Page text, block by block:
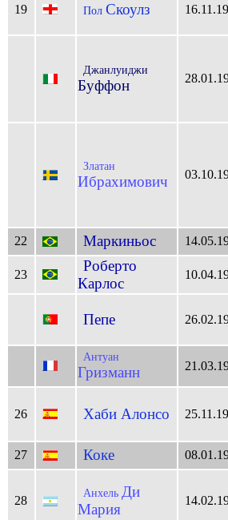
19 Пол Скоулз
Джанлуиджи
Буффон
Златан
Ибрахимович
22 Маркиньос
23
Роберто
Карлос
Пепе
Антуан
Гризманн
26 Хаби Алонсо
27 Коке
28
Анхель Ди
Мария